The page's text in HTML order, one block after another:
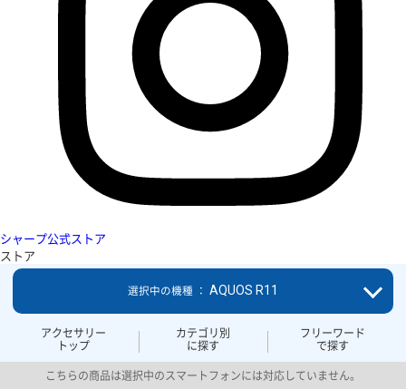
シャープ公式ストア
ストア
アクセサリー
トップ
カテゴリ別
に探す
フリーワード
で探す
選択中の機種 ： AQUOS R11
こちらの商品は選択中のスマートフォンには対応していません。